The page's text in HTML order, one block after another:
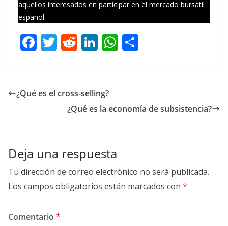
aquellos interesados en participar en el mercado bursátil
español.
F
b
T
er
R
di
t
Li
e
dI
W
A ar
¿Qué es el cross-selling?
¿Qué es la economía de subsistencia?
Deja una respuesta
Tu dirección de correo electrónico no será publicada.
Los campos obligatorios están marcados con *
Comentario *